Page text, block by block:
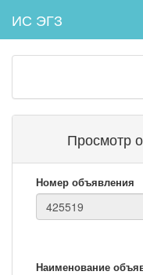
ИС ЭГЗ
Просмотр
Номер объявления
Наименование